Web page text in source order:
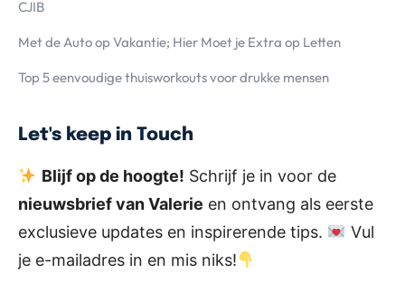
CJIB
Met de Auto op Vakantie; Hier Moet je Extra op Letten
Top 5 eenvoudige thuisworkouts voor drukke mensen
Let's keep in Touch
Blijf op de hoogte! Schrijf je in voor de
nieuwsbrief van Valerie en ontvang als eerste
exclusieve updates en inspirerende tips.
Vul
je e-mailadres in en mis niks!